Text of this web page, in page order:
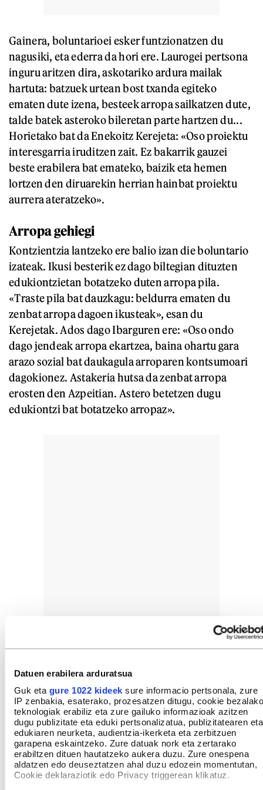
Datuen erabilera arduratsua
Guk eta gure 1022 kideek sure informacio pertsonala, zure
IP zenbakia, esaterako, prozesatzen ditugu, cookie bezalako
teknologiak erabiliz eta zure gailuko informazioak azitzen
dugu publizitate eta eduki pertsonalizatua, publizitatearen eta
edukiaren neurketa, audientzia-ikerketa eta zerbitzuen
garapena eskaintzeko. Zure datuak nork eta zertarako
erabiltzen dituen hautatzeko aukera duzu. Zure onespena
aldatzen edo deuseztatzen ahal duzu edozein momentutan,
Cookie deklaraziotik edo Privacy triggerean klikatuz.
Gainera, boluntarioei esker funtzionatzen du
nagusiki, eta ederra da hori ere. Laurogei pertsona
inguru aritzen dira, askotariko ardura mailak
hartuta: batzuek urtean bost txanda egiteko
ematen dute izena, besteek arropa sailkatzen dute,
talde batek asteroko bileretan parte hartzen du...
Horietako bat da Enekoitz Kerejeta: «Oso proiektu
interesgarria iruditzen zait. Ez bakarrik gauzei
beste erabilera bat emateko, baizik eta hemen
lortzen den diruarekin herrian hainbat proiektu
aurrera ateratzeko».
Arropa gehiegi
Kontzientzia lantzeko ere balio izan die boluntario
izateak. Ikusi besterik ez dago biltegian dituzten
edukiontzietan botatzeko duten arropa pila.
«Traste pila bat dauzkagu: beldurra ematen du
zenbat arropa dagoen ikusteak», esan du
Kerejetak. Ados dago Ibarguren ere: «Oso ondo
dago jendeak arropa ekartzea, baina ohartu gara
arazo sozial bat daukagula arroparen kontsumoari
dagokionez. Astakeria hutsa da zenbat arropa
erosten den Azpeitian. Astero betetzen dugu
edukiontzi bat botatzeko arropaz».